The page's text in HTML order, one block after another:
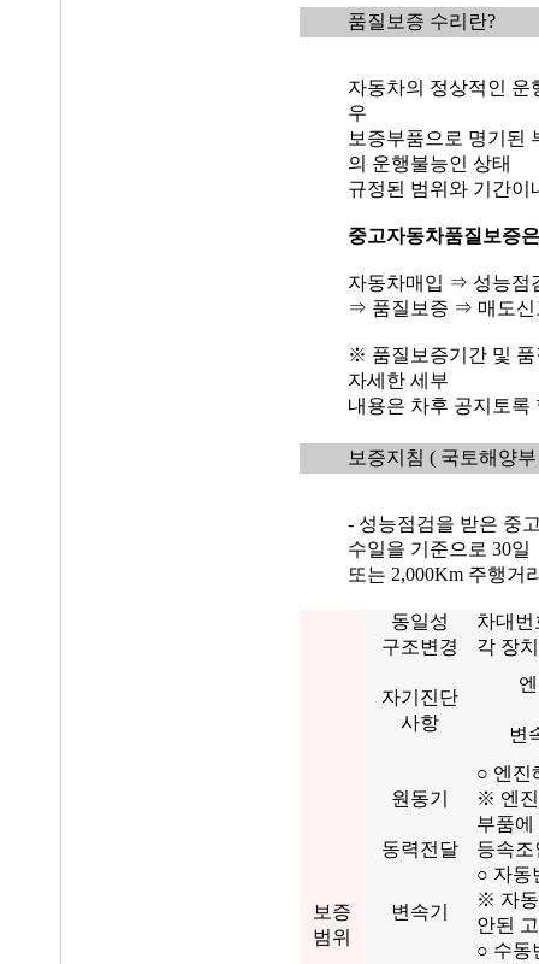
품질보증 수리란?
자동차의 정상적인 운
우
보증부품으로 명기된
의 운행불능인 상태
규정된 범위와 기간이
중고자동차품질보증은
자동차매입 ⇒ 성능점
⇒ 품질보증 ⇒ 매도신
※ 품질보증기간 및 품
자세한 세부
내용은 차후 공지토록
보증지침 ( 국토해양
- 성능점검을 받은 중
수일을 기준으로 30일
또는 2,000Km 주행거
보증
범위
동일성
차대
구조변경
각 장
자기진단
사항
변
원동기
○ 엔진
※ 엔진
부품에
동력전달
등속조
변속기
○ 자동
※ 자동
안된
○ 수동